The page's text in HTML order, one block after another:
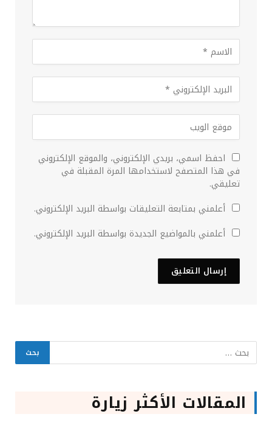
احفظ اسمي، بريدي الإلكتروني، والموقع الإلكتروني
في هذا المتصفح لاستخدامها المرة المقبلة في
تعليقي.
أعلمني بمتابعة التعليقات بواسطة البريد الإلكتروني.
أعلمني بالمواضيع الجديدة بواسطة البريد الإلكتروني.
المقالات الأكثر زيارة